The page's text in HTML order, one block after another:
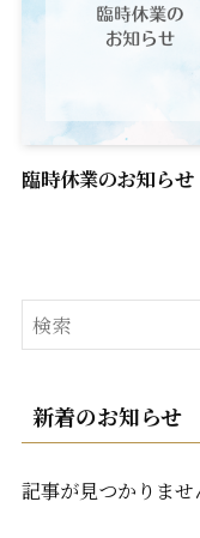
臨時休業のお知らせ
新着のお知らせ
記事が見つかりませ